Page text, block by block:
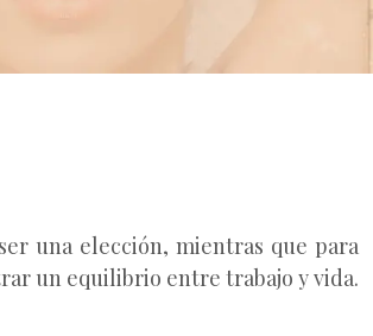
una elección, mientras que para
un equilibrio entre trabajo y vida.